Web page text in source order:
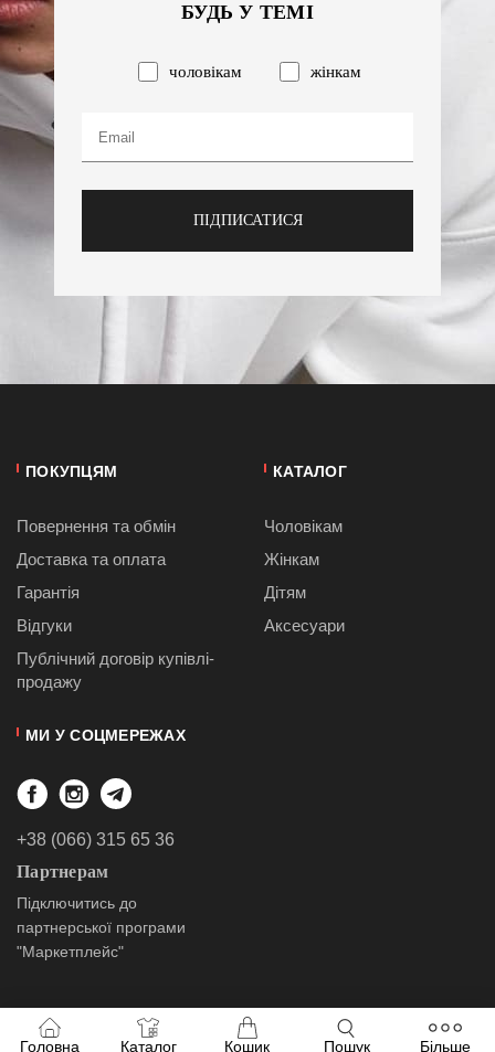
Головна Каталог Кошик Пошук Більше
БУДЬ У ТЕМІ
чоловікам жінкам
ПІДПИСАТИСЯ
ПОКУПЦЯМ
Повернення та обмін
Доставка та оплата
Гарантія
Відгуки
Публiчний договiр купівлі-
продажу
КАТАЛОГ
Чоловікам
Жінкам
Дітям
Аксесуари
МИ У СОЦМЕРЕЖАХ
+38 (066) 315 65 36
Партнерам
Підключитись до
партнерської програми
"Маркетплейс"